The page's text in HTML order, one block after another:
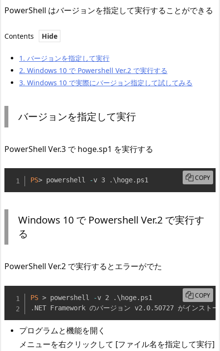
PowerShell はバージョンを指定して実行することができる
Contents
1. バージョンを指定して実行
2. Windows 10 で Powershell Ver.2 で実行する
3. Windows 10 で実際にバージョン指定して試してみる
バージョンを指定して実行
PowerShell Ver.3 で hoge.sp1 を実行する
PS> powershell -v 3 . \hoge. ps1 COPY
Windows 10 で Powershell Ver.2 で実行す
る
PowerShell Ver.2 で実行するとエラーがでた
PS > powershell -v 2 . \hoge.
. NET Framework のバージョン v2 . 0. 50727 がインスト
COPY
プログラムと機能を開く
メニューを右クリックして [ファイル名を指定して実行]